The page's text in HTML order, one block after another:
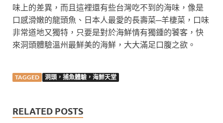
味上的差異，而且這裡還有些台灣吃不到的海味，像是
口感滑嫩的龍頭魚、日本人最愛的長壽菜─羊棲菜，口味
非常道地又獨特，只要是對於海鮮情有獨鍾的饕客，快
來洞頭體驗溫州最鮮美的海鮮，大大滿足口腹之欲。
TAGGED 洞頭，捕魚體驗，海鮮天堂
RELATED POSTS